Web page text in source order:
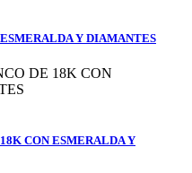
Y DIAMANTES
CON ESMERALDA Y